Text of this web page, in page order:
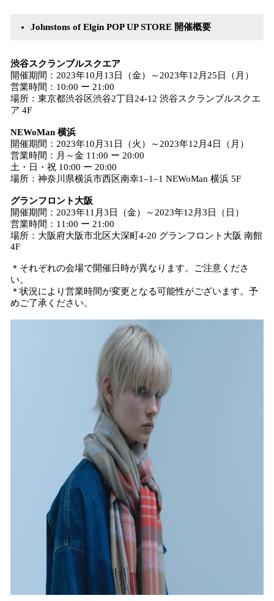
Johnstons of Elgin POP UP STORE 開催概要
渋谷スクランブルスクエア
開催期間：2023年10月13日（金）～2023年12月25日（月）
営業時間：10:00 ー 21:00
場所：東京都渋谷区渋谷2丁目24-12 渋谷スクランブルスクエ
ア 4F
NEWoMan 横浜
開催期間：2023年10月31日（火）～2023年12月4日（月）
営業時間：月～金 11:00 ー 20:00
土・日・祝 10:00 ー 20:00
場所：神奈川県横浜市西区南幸1–1–1 NEWoMan 横浜 5F
グランフロント大阪
開催期間：2023年11月3日（金）～2023年12月3日（日）
営業時間：11:00 ー 21:00
場所：大阪府大阪市北区大深町4-20 グランフロント大阪 南館
4F
＊それぞれの会場で開催日時が異なります。ご注意くださ
い。
＊状況により営業時間が変更となる可能性がございます。予
めご了承ください。